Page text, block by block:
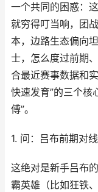
一个共同的困惑：
就穷得叮当响，团
本，边路生态偏向
士，怎么度过前期
合最近赛事数据和
快速发育”的三个核
傅”。
1. 问：吕布前期对
这绝对是新手吕布
霸英雄（比如狂铁